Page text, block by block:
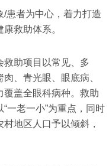
/患者为中心，着力打造
救助体系。
救助项目以常见、多
、青光眼、眼底病、
盖全眼科病种。救助
一老一小”为重点，同时
地区人口予以倾斜，